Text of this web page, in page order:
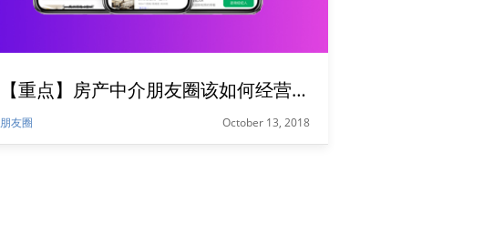
【重点】房产中介朋友圈该如何经营才有效？
朋友圈
October 13, 2018